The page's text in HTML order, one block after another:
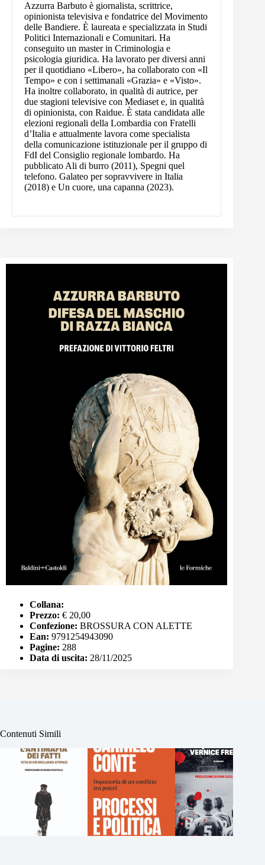
Azzurra Barbuto è giornalista, scrittrice,
opinionista televisiva e fondatrice del Movimento
delle Bandiere. È laureata e specializzata in Studi
Politici Internazionali e Comunitari. Ha
conseguito un master in Criminologia e
psicologia giuridica. Ha lavorato per diversi anni
per il quotidiano «Libero», ha collaborato con «Il
Tempo» e con i settimanali «Grazia» e «Visto».
Ha inoltre collaborato, in qualità di autrice, per
due stagioni televisive con Mediaset e, in qualità
di opinionista, con Raidue. È stata candidata alle
elezioni regionali della Lombardia con Fratelli
d’Italia e attualmente lavora come specialista
della comunicazione istituzionale per il gruppo di
FdI del Consiglio regionale lombardo. Ha
pubblicato Ali di burro (2011), Spegni quel
telefono. Galateo per sopravvivere in Italia
(2018) e Un cuore, una capanna (2023).
Collana:
Prezzo: € 20,00
Confezione: BROSSURA CON ALETTE
Ean: 9791254943090
Pagine: 288
Data di uscita: 28/11/2025
Contenuti Simili